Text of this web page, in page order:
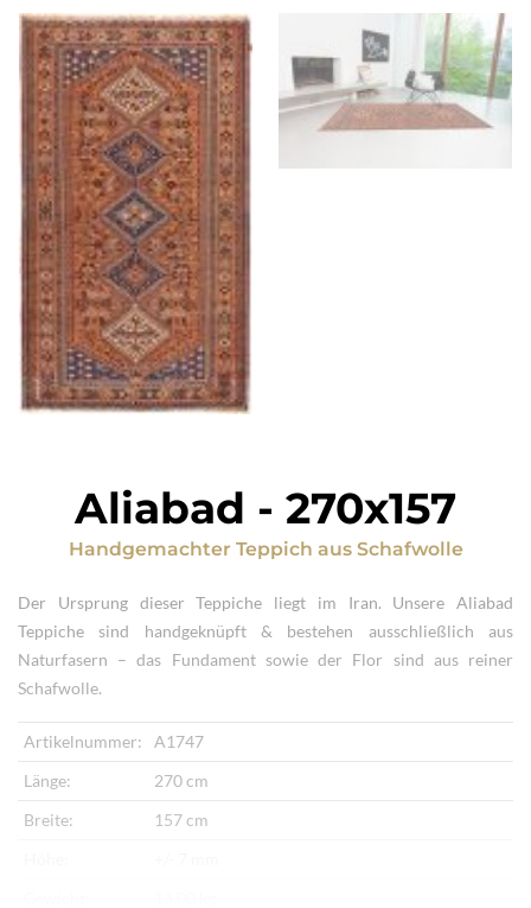
Aliabad - 270x157
Handgemachter Teppich aus Schafwolle
Der Ursprung dieser Teppiche liegt im Iran. Unsere Aliabad
Teppiche sind handgeknüpft & bestehen ausschließlich aus
Naturfasern – das Fundament sowie der Flor sind aus reiner
Schafwolle.
Artikelnummer:
A1747
Länge:
270 cm
Breite:
157 cm